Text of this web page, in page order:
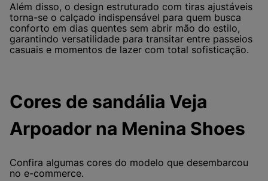
Além disso, o design estruturado com tiras ajustáveis
torna-se o calçado indispensável para quem busca
conforto em dias quentes sem abrir mão do estilo,
garantindo versatilidade para transitar entre passeios
casuais e momentos de lazer com total sofisticação.
Cores de sandália Veja
Arpoador na Menina Shoes
Confira algumas cores do modelo que desembarcou
no e-commerce.